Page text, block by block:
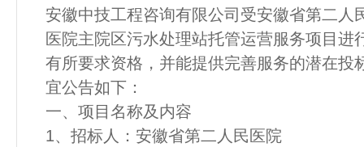
安徽中技工程咨询有限公司受安徽省第二人
医院主院区污水处理站托管运营服务项目进
有所要求资格，并能提供完善服务的潜在投
宜公告如下：
一、项目名称及内容
1、招标人：安徽省第二人民医院